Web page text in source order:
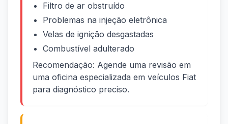
Filtro de ar obstruído
Problemas na injeção eletrônica
Velas de ignição desgastadas
Combustível adulterado
Recomendação: Agende uma revisão em
uma oficina especializada em veículos Fiat
para diagnóstico preciso.